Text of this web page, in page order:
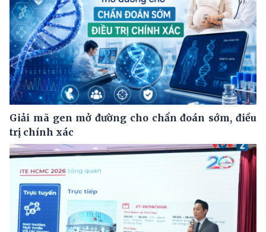
Giải mã gen mở đường cho chẩn đoán sớm, điều
trị chính xác